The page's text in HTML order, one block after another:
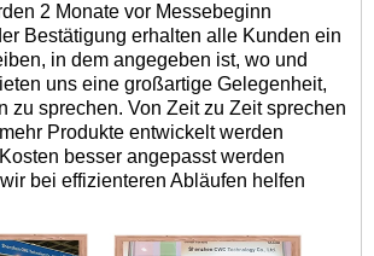
2 Monate vor Messebeginn
Bestätigung erhalten alle Kunden ein
in dem angegeben ist, wo und
uns eine großartige Gelegenheit,
zu sprechen. Von Zeit zu Zeit sprechen
Produkte entwickelt werden
besser angepasst werden
bei effizienteren Abläufen helfen